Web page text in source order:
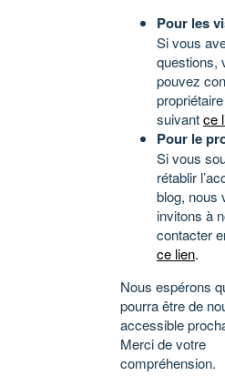
Pour les
Si vous
questions,
pouvez
suivantce
Pour le
Si vous
rétablir
blog, nous
invitons à
contacter
ce lien.
Nous espérons
pourra être de
accessible
Merci de votre
compréhension.